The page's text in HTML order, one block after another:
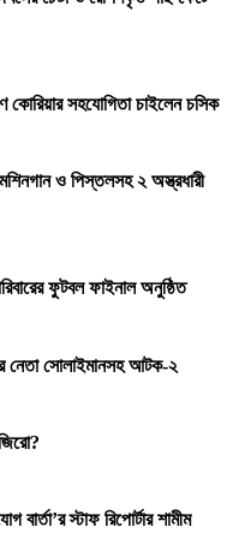
কোরিয়ার সহযোগিতা চাইলেন চসিক
ও পিস্তলসহ ২ অস্ত্রধারী
ফুটবল ফাইনাল অনুষ্ঠিত
নেতা সোলাইমানসহ আটক-২
স্টাফ রিপোর্টার শামীম